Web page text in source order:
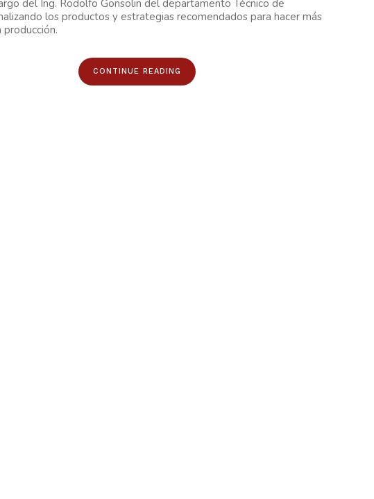
del Ing. Rodolfo Gonsolin del departamento Técnico de
los productos y estrategias recomendados para hacer más
CONTINUE READING